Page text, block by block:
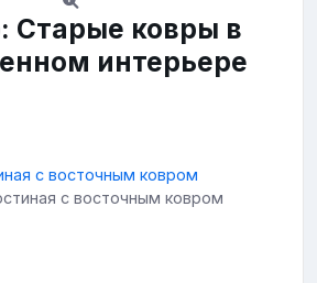
Старые ковры в
интерьере
с восточным ковром